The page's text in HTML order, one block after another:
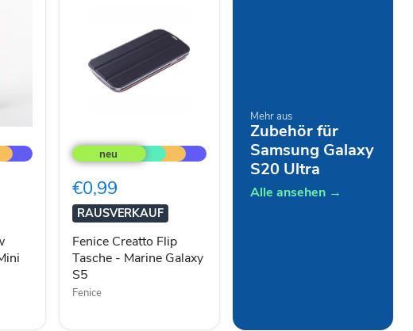
Creatto
Flip
-
Marine
Galaxy
S5
€0,99
RAUSVERKAUF
Fenice Creatto Flip
Tasche - Marine Galaxy
S5
Fenice
Mehr aus
Zubehör für
Samsung Galaxy
S20 Ultra
Alle ansehen →